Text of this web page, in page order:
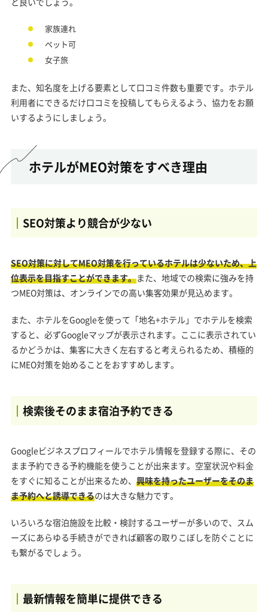
家族連れ
ペット可
女子旅
また、知名度を上げる要素として口コミ件数も重要です。ホテル
利用者にできるだけ口コミを投稿してもらえるよう、協力をお願
いするようにしましょう。
ホテルがMEO対策をすべき理由
SEO対策より競合が少ない
SEO対策に対してMEO対策を行っているホテルは少ないため、上
位表示を目指すことができます。また、地域での検索に強みを持
つMEO対策は、オンラインでの高い集客効果が見込めます。
また、ホテルをGoogleを使って「地名+ホテル」でホテルを検索
すると、必ずGoogleマップが表示されます。ここに表示されてい
るかどうかは、集客に大きく左右すると考えられるため、積極的
にMEO対策を始めることをおすすめします。
検索後そのまま宿泊予約できる
Googleビジネスプロフィールでホテル情報を登録する際に、その
まま予約できる予約機能を使うことが出来ます。空室状況や料金
をすぐに知ることが出来るため、 興味を持ったユーザーをそのま
ま予約へと誘導できるのは大きな魅力です。
いろいろな宿泊施設を比較・検討するユーザーが多いので、スム
ーズにあらゆる手続きができれば顧客の取りこぼしを防ぐことに
も繋がるでしょう。
最新情報を簡単に提供できる